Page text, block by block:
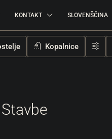
KONTAKT SLOVENŠČINA
Kopalnice